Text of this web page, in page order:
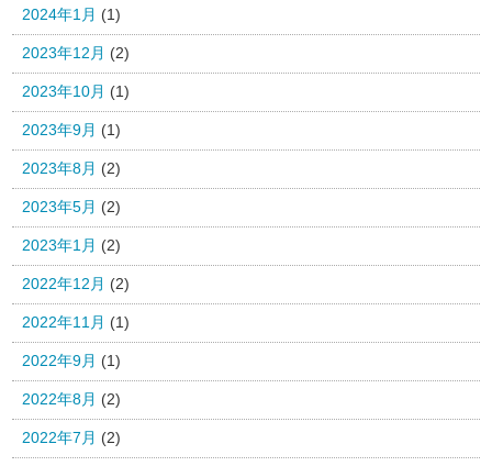
2024年1月 (1)
2023年12月 (2)
2023年10月 (1)
2023年9月 (1)
2023年8月 (2)
2023年5月 (2)
2023年1月 (2)
2022年12月 (2)
2022年11月 (1)
2022年9月 (1)
2022年8月 (2)
2022年7月 (2)